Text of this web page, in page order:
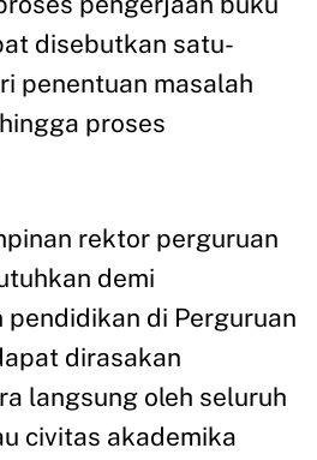
disebutkan satu-
penentuan masalah
proses
rektor perguruan
demi
di Perguruan
dirasakan
langsung oleh seluruh
civitas akademika